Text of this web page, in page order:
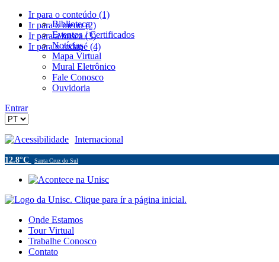
Ir para o conteúdo (1)
Ir para o menu (2)
Ir para a busca (3)
Ir para o rodapé (4)
Biblioteca
Eventos / Certificados
Notícias
Mapa Virtual
Mural Eletrônico
Fale Conosco
Ouvidoria
Entrar
Acessibilidade Internacional
12.8°C Santa Cruz do Sul
Onde Estamos
Tour Virtual
Trabalhe Conosco
Contato